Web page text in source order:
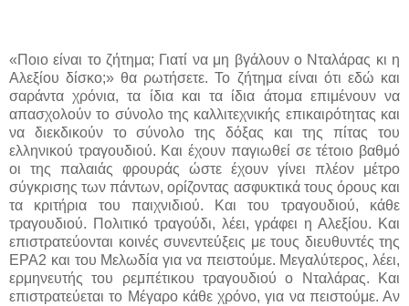
«Ποιο είναι το ζήτημα; Γιατί να μη βγάλουν ο Νταλάρας κι η
Αλεξίου δίσκο;» θα ρωτήσετε. Το ζήτημα είναι ότι εδώ και
σαράντα χρόνια, τα ίδια και τα ίδια άτομα επιμένουν να
απασχολούν το σύνολο της καλλιτεχνικής επικαιρότητας και
να διεκδικούν το σύνολο της δόξας και της πίτας του
ελληνικού τραγουδιού. Και έχουν παγιωθεί σε τέτοιο βαθμό
οι της παλαιάς φρουράς ώστε έχουν γίνει πλέον μέτρο
σύγκρισης των πάντων, ορίζοντας ασφυκτικά τους όρους και
τα κριτήρια του παιχνιδιού. Και του τραγουδιού, κάθε
τραγουδιού. Πολιτικό τραγούδι, λέει, γράφει η Αλεξίου. Και
επιστρατεύονται κοινές συνεντεύξεις με τους διευθυντές της
ΕΡΑ2 και του Μελωδία για να πειστούμε. Μεγαλύτερος, λέει,
ερμηνευτής του ρεμπέτικου τραγουδιού ο Νταλάρας. Και
επιστρατεύεται το Μέγαρο κάθε χρόνο, για να πειστούμε. Αν